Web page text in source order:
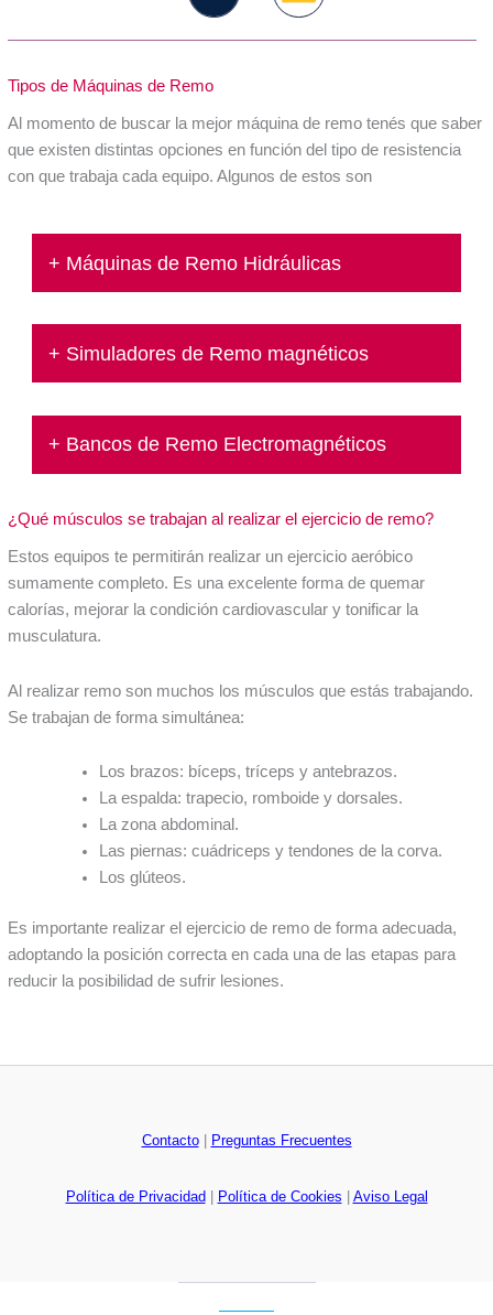
Tipos de Máquinas de Remo
Al momento de buscar la mejor máquina de remo tenés que saber
que existen distintas opciones en función del tipo de resistencia
con que trabaja cada equipo. Algunos de estos son
+ Máquinas de Remo Hidráulicas
+ Simuladores de Remo magnéticos
+ Bancos de Remo Electromagnéticos
¿Qué músculos se trabajan al realizar el ejercicio de remo?
Estos equipos te permitirán realizar un ejercicio aeróbico
sumamente completo. Es una excelente forma de quemar
calorías, mejorar la condición cardiovascular y tonificar la
musculatura.
Al realizar remo son muchos los músculos que estás trabajando.
Se trabajan de forma simultánea:
Los brazos: bíceps, tríceps y antebrazos.
La espalda: trapecio, romboide y dorsales.
La zona abdominal.
Las piernas: cuádriceps y tendones de la corva.
Los glúteos.
Es importante realizar el ejercicio de remo de forma adecuada,
adoptando la posición correcta en cada una de las etapas para
reducir la posibilidad de sufrir lesiones.
Contacto| Preguntas Frecuentes
Política de Privacidad| Política de Cookies | Aviso Legal